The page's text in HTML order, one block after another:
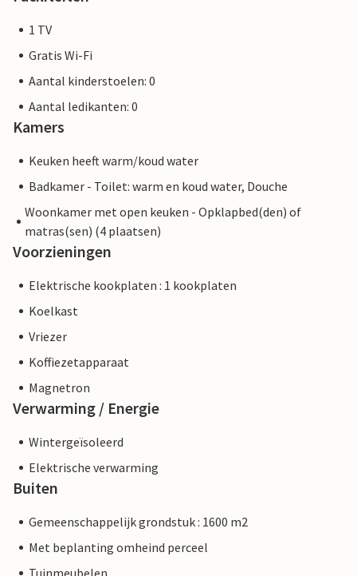
1 TV
Gratis Wi-Fi
Aantal kinderstoelen: 0
Aantal ledikanten: 0
Kamers
Keuken heeft warm/koud water
Badkamer - Toilet: warm en koud water, Douche
Woonkamer met open keuken - Opklapbed(den) of
matras(sen) (4 plaatsen)
Voorzieningen
Elektrische kookplaten : 1 kookplaten
Koelkast
Vriezer
Koffiezetapparaat
Magnetron
Verwarming / Energie
Wintergeïsoleerd
Elektrische verwarming
Buiten
Gemeenschappelijk grondstuk : 1600 m2
Met beplanting omheind perceel